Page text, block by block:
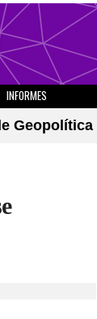
INFORMES
Geopolítica